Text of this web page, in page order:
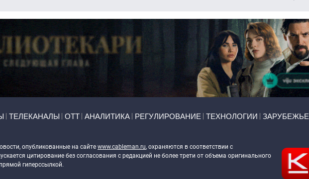
ТЕЛЕКАНАЛЫ ОТТ АНАЛИТИКА РЕГУЛИРОВАНИЕ ТЕХНОЛОГИИ ЗАРУБЕЖЬЕ
опубликованные на сайте www.cableman.ru, охраняются в соответствии с
цитирование без согласования с редакцией не более трети от объема оригинального
гиперссылкой.